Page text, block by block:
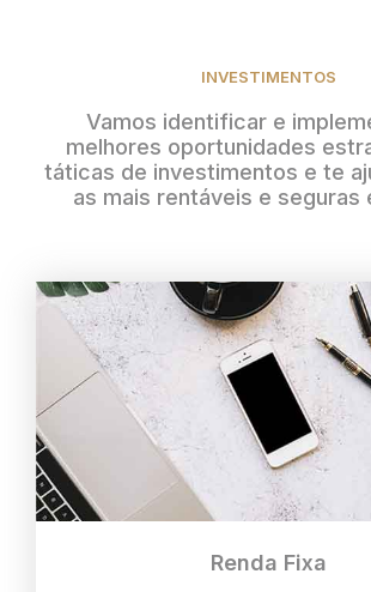
INVESTIMENTOS
Vamos identificar e
melhores oportunidades
táticas de investimentos e te
as mais rentáveis e seguras
Renda Fixa